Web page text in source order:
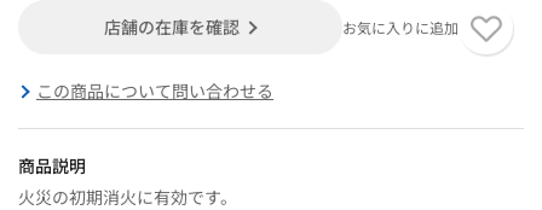
店舗の在庫を確認 お気に入りに追加
この商品について問い合わせる
商品説明
火災の初期消火に有効です。